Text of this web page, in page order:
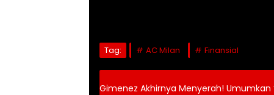
Tag: AC Milan Finansial
Gimenez Akhirnya Menyerah! Umumkan